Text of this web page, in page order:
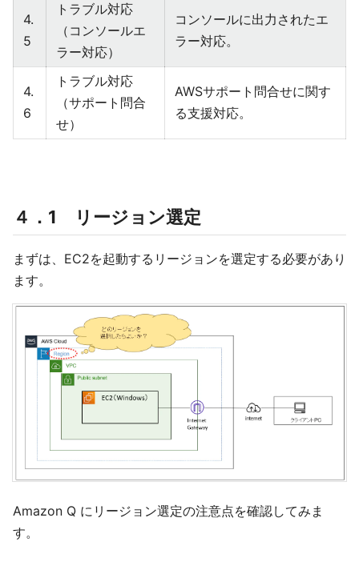
4.
5
トラブル対応
（コンソールエ
ラー対応）
コンソールに出力されたエ
ラー対応。
4.
6
トラブル対応
（サポート問合
せ）
AWSサポート問合せに関す
る支援対応。
４．1 リージョン選定
まずは、EC2を起動するリージョンを選定する必要があり
ます。
Amazon Q にリージョン選定の注意点を確認してみま
す。